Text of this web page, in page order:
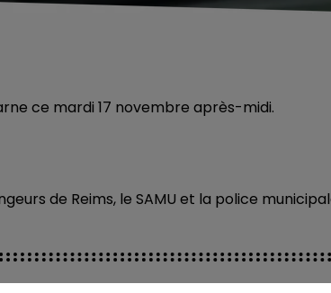
ce mardi 17 novembre après-midi.
de Reims, le SAMU et la police